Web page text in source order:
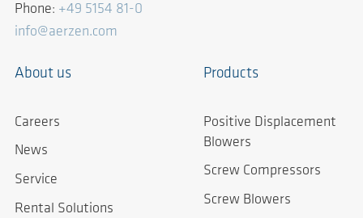
Phone: +49 5154 81-0
info@aerzen.com
About us
Careers
News
Service
Rental Solutions
Products
Positive Displacement
Blowers
Screw Compressors
Screw Blowers